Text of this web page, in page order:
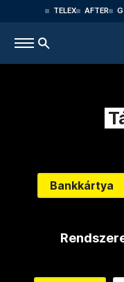
TELEX AFTER
Bankkártya